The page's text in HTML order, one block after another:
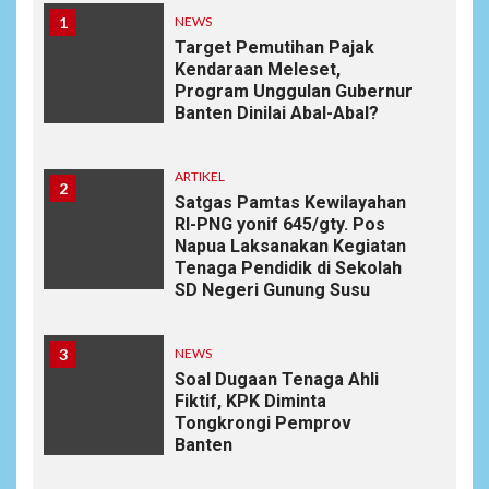
1 NEWS
Target Pemutihan Pajak
Kendaraan Meleset,
Program Unggulan Gubernur
Banten Dinilai Abal-Abal?
2
ARTIKEL
Satgas Pamtas Kewilayahan
RI-PNG yonif 645/gty. Pos
Napua Laksanakan Kegiatan
Tenaga Pendidik di Sekolah
SD Negeri Gunung Susu
3 NEWS
Soal Dugaan Tenaga Ahli
Fiktif, KPK Diminta
Tongkrongi Pemprov
Banten